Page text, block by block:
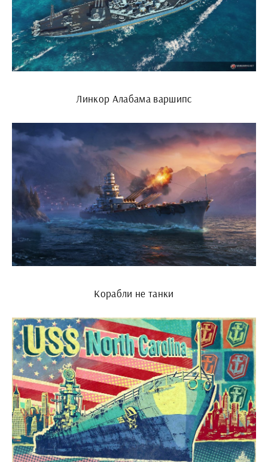
Линкор Алабама варшипс
Корабли не танки